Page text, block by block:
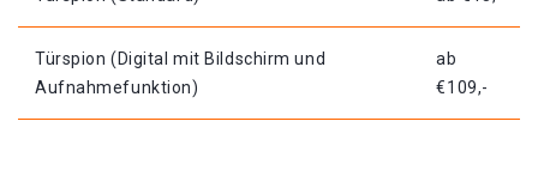
Türspion (Digital mit Bildschirm und
Aufnahmefunktion)
ab
€109,-